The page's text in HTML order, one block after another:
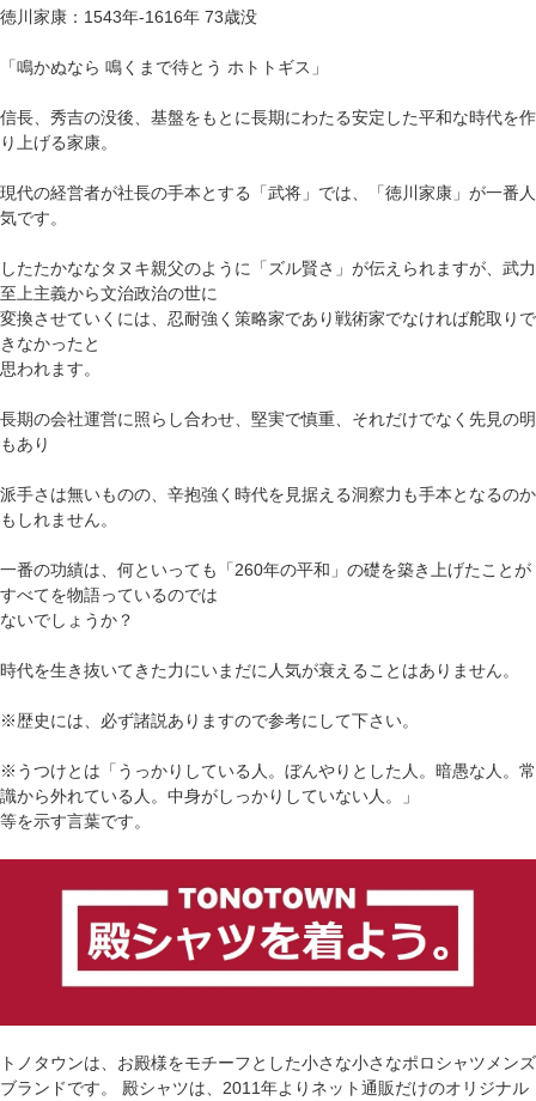
徳川家康：1543年-1616年 73歳没
「鳴かぬなら 鳴くまで待とう ホトトギス」
信長、秀吉の没後、基盤をもとに長期にわたる安定した平和な時代を作
り上げる家康。
現代の経営者が社長の手本とする「武将」では、「徳川家康」が一番人
気です。
したたかななタヌキ親父のように「ズル賢さ」が伝えられますが、武力
至上主義から文治政治の世に
変換させていくには、忍耐強く策略家であり戦術家でなければ舵取りで
きなかったと
思われます。
長期の会社運営に照らし合わせ、堅実で慎重、それだけでなく先見の明
もあり
派手さは無いものの、辛抱強く時代を見据える洞察力も手本となるのか
もしれません。
一番の功績は、何といっても「260年の平和」の礎を築き上げたことが
すべてを物語っているのでは
ないでしょうか？
時代を生き抜いてきた力にいまだに人気が衰えることはありません。
※歴史には、必ず諸説ありますので参考にして下さい。
※うつけとは「うっかりしている人。ぼんやりとした人。暗愚な人。常
識から外れている人。中身がしっかりしていない人。」
等を示す言葉です。
トノタウンは、お殿様をモチーフとした小さな小さなポロシャツメンズ
ブランドです。 殿シャツは、2011年よりネット通販だけのオリジナル